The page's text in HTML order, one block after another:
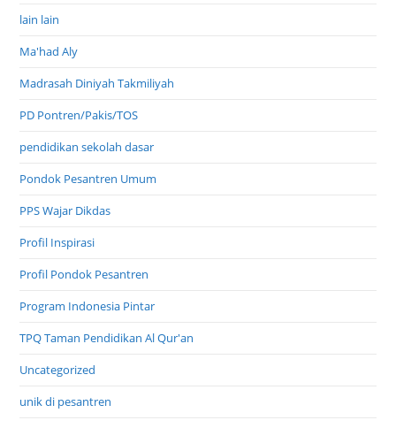
lain lain
Ma'had Aly
Madrasah Diniyah Takmiliyah
PD Pontren/Pakis/TOS
pendidikan sekolah dasar
Pondok Pesantren Umum
PPS Wajar Dikdas
Profil Inspirasi
Profil Pondok Pesantren
Program Indonesia Pintar
TPQ Taman Pendidikan Al Qur'an
Uncategorized
unik di pesantren